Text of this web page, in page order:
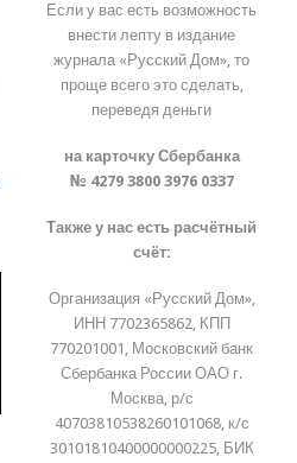
Если у вас есть возможность
внести лепту в издание
журнала «Русский Дом», то
проще всего это сделать,
переведя деньги
на карточку Сбербанка
№ 4279 3800 3976 0337
Также у нас есть расчётный
счёт:
Организация «Русский Дом»,
ИНН 7702365862, КПП
770201001, Московский банк
Сбербанка России ОАО г.
Москва, р/с
40703810538260101068, к/с
30101810400000000225, БИК